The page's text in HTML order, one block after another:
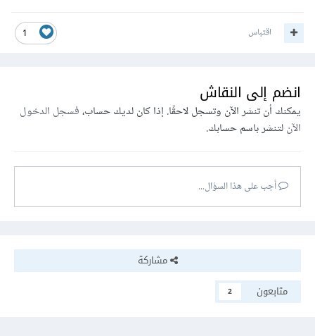
1 اقتباس
انضم إلى النقاش
يمكنك أن تنشر الآن وتسجل لاحقًا. إذا كان لديك حساب،فسجل الدخول
الآنلتنشر باسم حسابك.
أجب على هذا السؤال...
مشاركة
متابعون
2